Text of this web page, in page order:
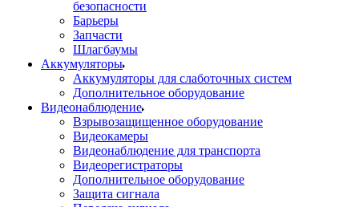
безопасности
Барьеры
Запчасти
Шлагбаумы
Аккумуляторы
Аккумуляторы для слаботочных систем
Дополнительное оборудование
Видеонаблюдение
Взрывозащищенное оборудование
Видеокамеры
Видеонаблюдение для транспорта
Видеорегистраторы
Дополнительное оборудование
Защита сигнала